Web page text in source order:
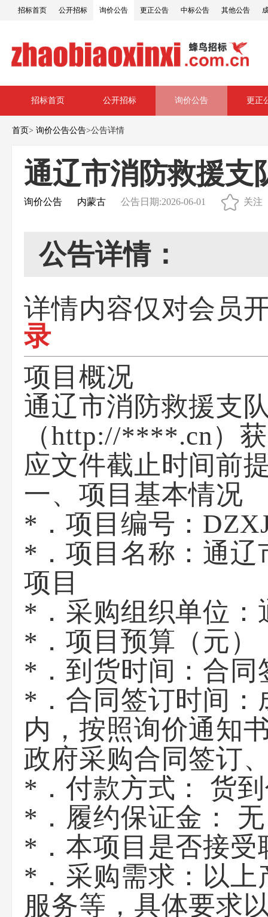
招标首页 公开招标 询价公告 更正公告 中标公告 其他公告
招标首页 公开招标 询价公告 更正
首页> 询价公告公告>公告详情
通辽市消防救援支
询价公告 内蒙古 公告日期:2026-06-01 关注
公告详情：
详情内容仅对会员
录
项目概况
通辽市消防救援支
（http://****.cn）
应文件截止时间前
一、项目基本情况
*．项目编号：
*．项目名称： 通辽
项目
*．采购组织单位：
*．项目预算（元）
*．到货时间： 合同
*．合同签订时间：
内，按照询价通知
政府采购合同签订
*．付款方式：
货
*．履约保证金：
无
*．本项目是否接受
*．采购需求： 以上
服务等，具体要求